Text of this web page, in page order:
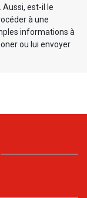
est-il le
à une
informations à
ou lui envoyer